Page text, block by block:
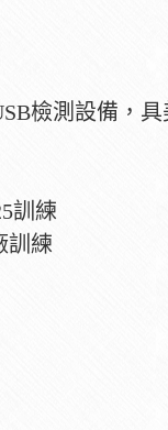
檢測設備，
訓練
訓練